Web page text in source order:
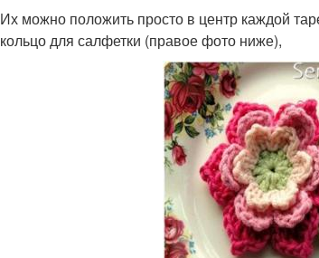
Их можно положить просто в центр каждой
кольцо для салфетки (правое фото ниже),